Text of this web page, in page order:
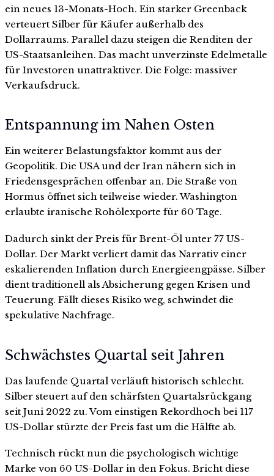
ein neues 13-Monats-Hoch. Ein starker Greenback
verteuert Silber für Käufer außerhalb des
Dollarraums. Parallel dazu steigen die Renditen der
US-Staatsanleihen. Das macht unverzinste Edelmetalle
für Investoren unattraktiver. Die Folge: massiver
Verkaufsdruck.
Entspannung im Nahen Osten
Ein weiterer Belastungsfaktor kommt aus der
Geopolitik. Die USA und der Iran nähern sich in
Friedensgesprächen offenbar an. Die Straße von
Hormus öffnet sich teilweise wieder. Washington
erlaubte iranische Rohölexporte für 60 Tage.
Dadurch sinkt der Preis für Brent-Öl unter 77 US-
Dollar. Der Markt verliert damit das Narrativ einer
eskalierenden Inflation durch Energieengpässe. Silber
dient traditionell als Absicherung gegen Krisen und
Teuerung. Fällt dieses Risiko weg, schwindet die
spekulative Nachfrage.
Schwächstes Quartal seit Jahren
Das laufende Quartal verläuft historisch schlecht.
Silber steuert auf den schärfsten Quartalsrückgang
seit Juni 2022 zu. Vom einstigen Rekordhoch bei 117
US-Dollar stürzte der Preis fast um die Hälfte ab.
Technisch rückt nun die psychologisch wichtige
Marke von 60 US-Dollar in den Fokus. Bricht diese